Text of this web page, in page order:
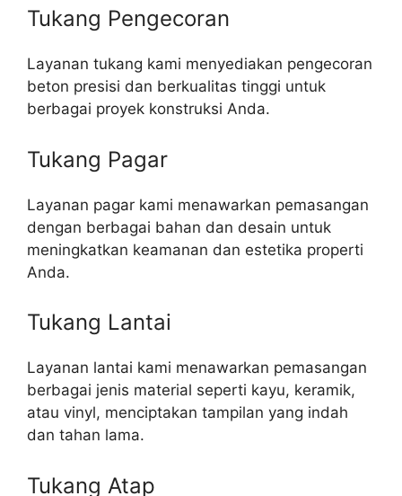
Tukang Pengecoran
Layanan tukang kami menyediakan pengecoran
beton presisi dan berkualitas tinggi untuk
berbagai proyek konstruksi Anda.
Tukang Pagar
Layanan pagar kami menawarkan pemasangan
dengan berbagai bahan dan desain untuk
meningkatkan keamanan dan estetika properti
Anda.
Tukang Lantai
Layanan lantai kami menawarkan pemasangan
berbagai jenis material seperti kayu, keramik,
atau vinyl, menciptakan tampilan yang indah
dan tahan lama.
Tukang Atap